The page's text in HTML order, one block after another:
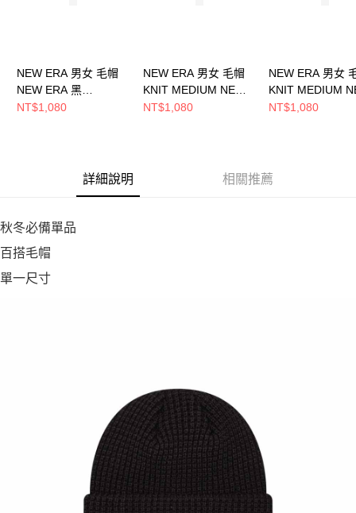
NEW ERA 男女 毛帽
NEW ERA 黑
NE70534802
NT$1,080
NEW ERA 男女 毛帽
KNIT MEDIUM NEW
ERA NEW ERA 雪松棕
NT$1,080
NEW ERA 男女
KNIT MEDIUM
ERA NEW ERA
NT$1,080
詳細說明 相關推薦
秋冬必備單品
百搭毛帽
單一尺寸